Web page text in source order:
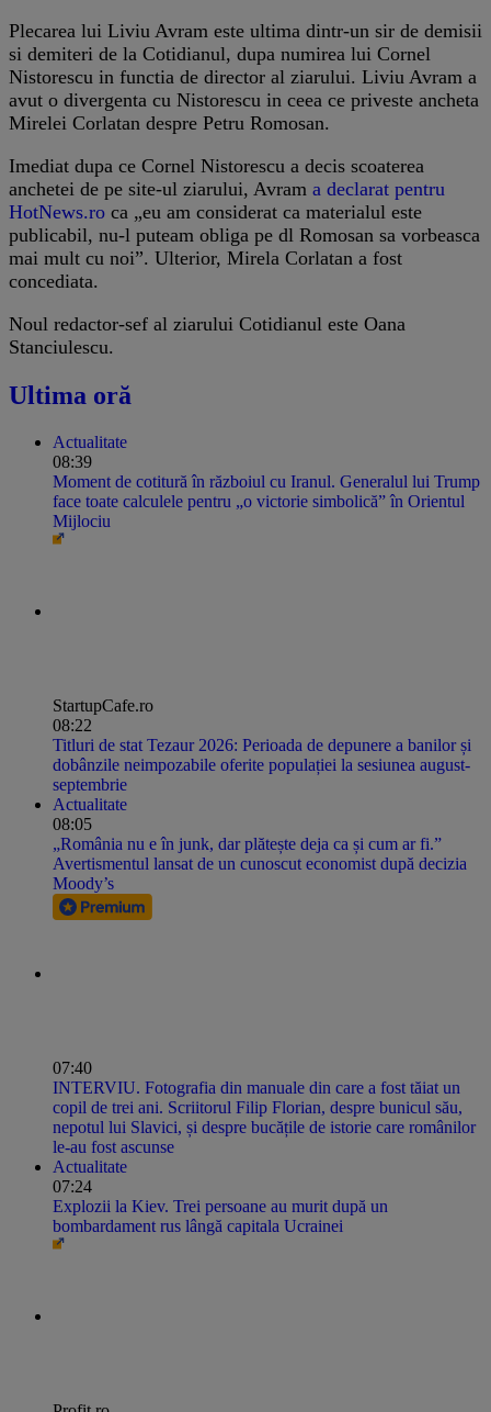
Plecarea lui Liviu Avram este ultima dintr-un sir de demisii
si demiteri de la Cotidianul, dupa numirea lui Cornel
Nistorescu in functia de director al ziarului. Liviu Avram a
avut o divergenta cu Nistorescu in ceea ce priveste ancheta
Mirelei Corlatan despre Petru Romosan.
Imediat dupa ce Cornel Nistorescu a decis scoaterea
anchetei de pe site-ul ziarului, Avram a declarat pentru
HotNews.ro ca „eu am considerat ca materialul este
publicabil, nu-l puteam obliga pe dl Romosan sa vorbeasca
mai mult cu noi”. Ulterior, Mirela Corlatan a fost
concediata.
Noul redactor-sef al ziarului Cotidianul este Oana
Stanciulescu.
Ultima oră
Actualitate
08:39
Moment de cotitură în războiul cu Iranul. Generalul lui Trump
face toate calculele pentru „o victorie simbolică” în Orientul
Mijlociu
StartupCafe.ro
08:22
Titluri de stat Tezaur 2026: Perioada de depunere a banilor și
dobânzile neimpozabile oferite populației la sesiunea august-
septembrie
Actualitate
08:05
„România nu e în junk, dar plătește deja ca și cum ar fi.”
Avertismentul lansat de un cunoscut economist după decizia
Moody’s
07:40
INTERVIU. Fotografia din manuale din care a fost tăiat un
copil de trei ani. Scriitorul Filip Florian, despre bunicul său,
nepotul lui Slavici, și despre bucățile de istorie care românilor
le-au fost ascunse
Actualitate
07:24
Explozii la Kiev. Trei persoane au murit după un
bombardament rus lângă capitala Ucrainei